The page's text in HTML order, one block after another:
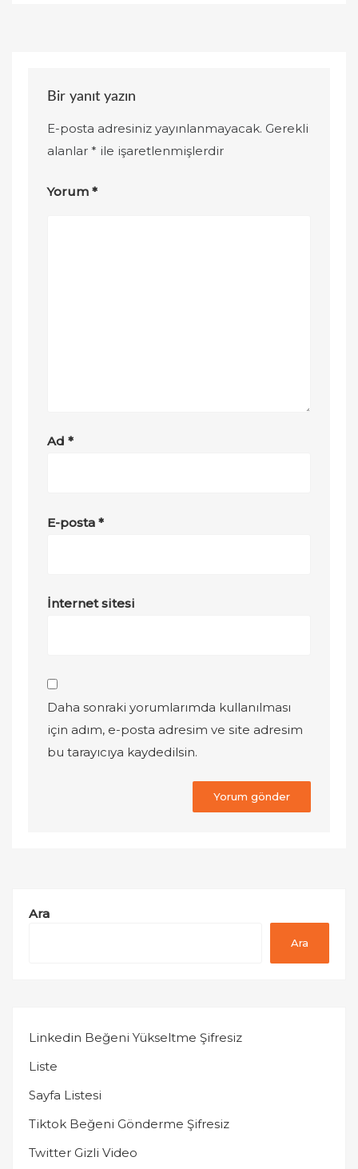
Bir yanıt yazın
E-posta adresiniz yayınlanmayacak. Gerekli
alanlar* ile işaretlenmişlerdir
Yorum*
Ad*
E-posta*
İnternet sitesi
Daha sonraki yorumlarımda kullanılması
için adım, e-posta adresim ve site adresim
bu tarayıcıya kaydedilsin.
Ara
Ara
Linkedin Beğeni Yükseltme Şifresiz
Liste
Sayfa Listesi
Tiktok Beğeni Gönderme Şifresiz
Twitter Gizli Video